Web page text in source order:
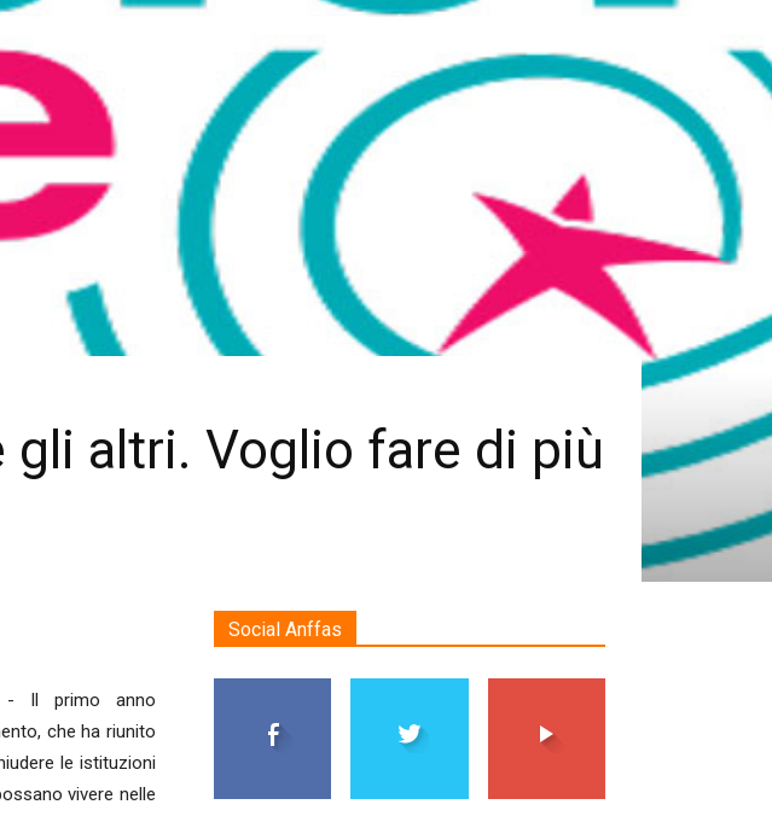
altri. Voglio fare di più
- Il primo anno
che ha riunito
le istituzioni
vivere nelle
Social Anffas